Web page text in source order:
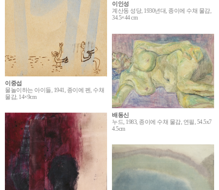
이중섭
물놀이하는 아이들, 1941, 종이에 펜, 수채
물감, 14×9cm
이인성
계산동 성당, 1930년대, 종이에 수채 물감,
34.5×44 cm
배동신
누드, 1983, 종이에 수채 물감, 연필, 54.5x7
4.5cm